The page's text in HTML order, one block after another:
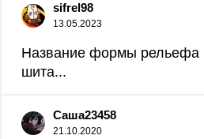
sifrel98
13.05.2023
Название формы рельефа
шита...
Саша23458
21.10.2020